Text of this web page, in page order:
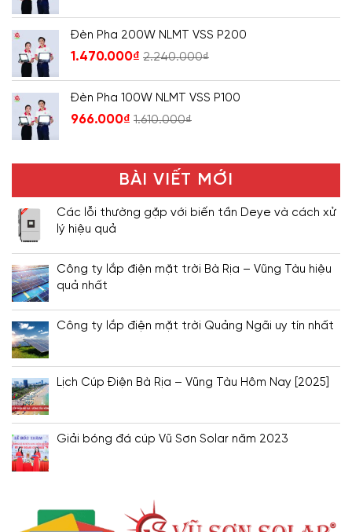
Đèn Pha 200W NLMT VSS P200
1.470.000₫ 2.240.000₫
Đèn Pha 100W NLMT VSS P100
966.000₫ 1.610.000₫
BÀI VIẾT MỚI
Các lỗi thường gặp với biến tần Deye và cách xử
lý hiệu quả
Công ty lắp điện mặt trời Bà Rịa – Vũng Tàu hiệu
quả nhất
Công ty lắp điện mặt trời Quảng Ngãi uy tín nhất
Lịch Cúp Điện Bà Rịa – Vũng Tàu Hôm Nay [2025]
Giải bóng đá cúp Vũ Sơn Solar năm 2023